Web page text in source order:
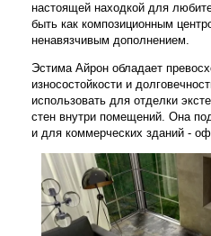
настоящей находкой для
быть как композиционным
ненавязчивым дополнением.
Эстима Айрон обладает
износостойкости и
использовать для отделки
стен внутри помещений. Она
и для коммерческих зданий -